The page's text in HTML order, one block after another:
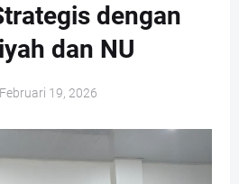
dengan
dan NU
19, 2026